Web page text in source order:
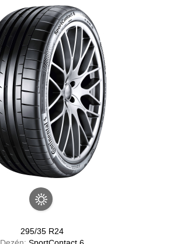
295/35 R24